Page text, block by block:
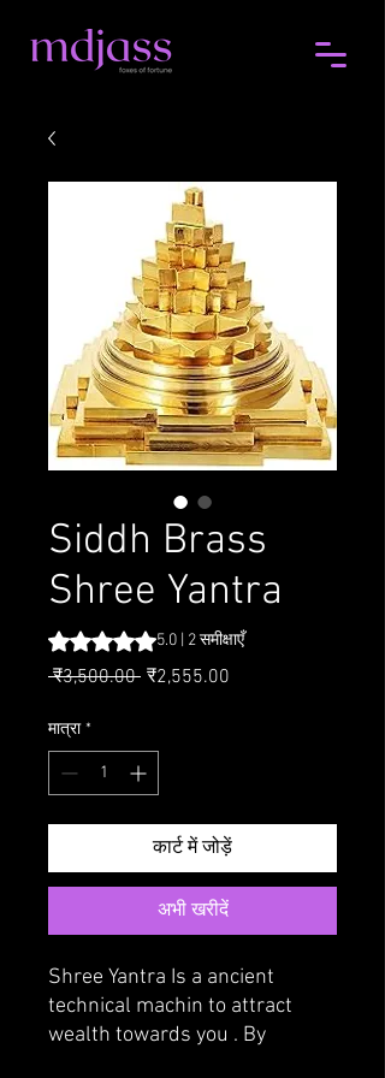
Siddh Brass
Shree Yantra
5.0 में से 5 स्टार रेटिंग 2 समीक्षाओं के आधार पर है
5.0 | 2 समीक्षाएँ
₹3,500.00 नियमित मूल्य
₹2,555.00
मात्रा *
कार्ट में जोड़ें
अभी खरीदें
Shree Yantra Is a ancient
technical machin to attract
wealth towards you . By